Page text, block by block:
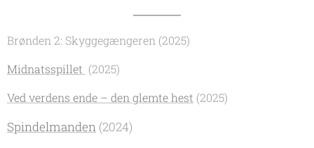
Brønden 2: Skyggegængeren (2025)
Midnatsspillet (2025)
Ved verdens ende – den glemte hest (2025)
Spindelmanden (2024)